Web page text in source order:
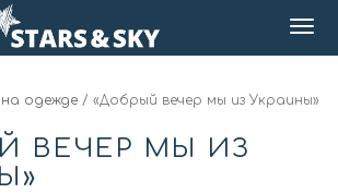
одежде / «Добрый вечер мы из Украины»
ВЕЧЕР МЫ ИЗ